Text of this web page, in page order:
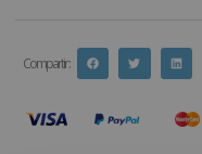
Compartir :